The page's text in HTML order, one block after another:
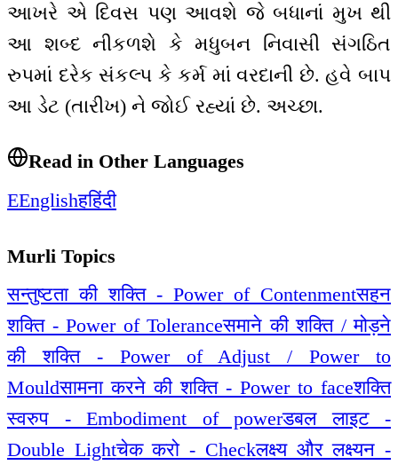
આખરે એ દિવસ પણ આવશે જે બધાનાં મુખ થી
આ શબ્દ નીકળશે કે મધુબન નિવાસી સંગઠિત
રુપમાં દરેક સંકલ્પ કે કર્મ માં વરદાની છે. હવે બાપ
આ ડેટ (તારીખ) ને જોઈ રહ્યાં છે. અચ્છા.
Read in Other Languages
EEnglishहहिंदी
Murli Topics
सन्तुष्टता की शक्ति - Power of Contenmentसहन
शक्ति - Power of Toleranceसमाने की शक्ति / मोड़ने
की शक्ति - Power of Adjust / Power to
Mouldसामना करने की शक्ति - Power to faceशक्ति
स्वरुप - Embodiment of powerडबल लाइट -
Double Lightचेक करो - Checkलक्ष्य और लक्ष्यन -